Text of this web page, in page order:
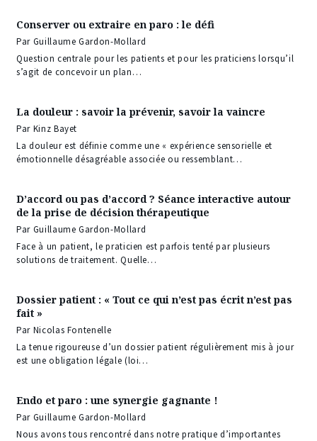
Conserver ou extraire en paro : le défi
Par Guillaume Gardon-Mollard
Question centrale pour les patients et pour les praticiens lorsqu’il
s’agit de concevoir un plan…
La douleur : savoir la prévenir, savoir la vaincre
Par Kinz Bayet
La douleur est définie comme une « expérience sensorielle et
émotionnelle désagréable associée ou ressemblant…
D’accord ou pas d’accord ? Séance interactive autour
de la prise de décision thérapeutique
Par Guillaume Gardon-Mollard
Face à un patient, le praticien est parfois tenté par plusieurs
solutions de traitement. Quelle…
Dossier patient : « Tout ce qui n’est pas écrit n’est pas
fait »
Par Nicolas Fontenelle
La tenue rigoureuse d’un dossier patient régulièrement mis à jour
est une obligation légale (loi…
Endo et paro : une synergie gagnante !
Par Guillaume Gardon-Mollard
Nous avons tous rencontré dans notre pratique d’importantes